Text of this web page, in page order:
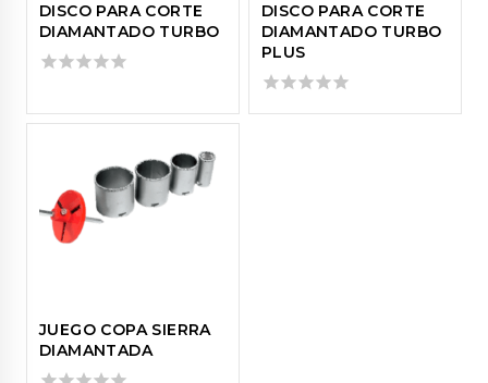
DISCO PARA CORTE
DIAMANTADO TURBO
out
of
DISCO PARA CORTE
DIAMANTADO TURBO
PLUS
0
JUEGO COPA SIERRA
DIAMANTADA